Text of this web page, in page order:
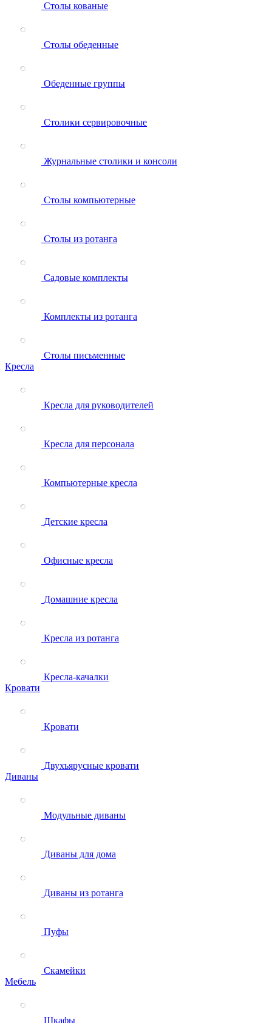
Столы кованые
Столы обеденные
Обеденные группы
Столики сервировочные
Журнальные столики и консоли
Столы компьютерные
Столы из ротанга
Садовые комплекты
Комплекты из ротанга
Столы письменные
Кресла
Кресла для руководителей
Кресла для персонала
Компьютерные кресла
Детские кресла
Офисные кресла
Домашние кресла
Кресла из ротанга
Кресла-качалки
Кровати
Кровати
Двухъярусные кровати
Диваны
Модульные диваны
Диваны для дома
Диваны из ротанга
Пуфы
Скамейки
Мебель
Шкафы